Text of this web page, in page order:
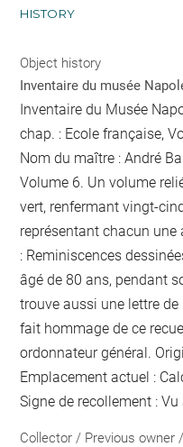
HISTORY
Object history
Inventaire du musée
Inventaire du Musée
chap. : Ecole française,
Nom du maître : André
Volume 6. Un volume
vert, renfermant vingt-
représentant chacun une
: Reminiscences
âgé de 80 ans, pendant
trouve aussi une lettre
fait hommage de ce
ordonnateur général.
Emplacement actuel :
Signe de recollement :Vu
Collector / Previous